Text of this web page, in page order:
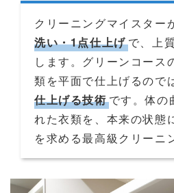
クリーニングマイスター
洗い・1点仕上げで、上
します。グリーンコース
類を平面で仕上げるので
仕上げる技術です。体の
れた衣類を、本来の状態
を求める最高級クリーニ